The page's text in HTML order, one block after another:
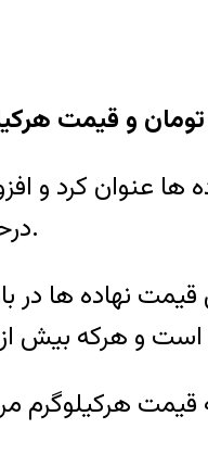
درحالی که قیمت واقعی آن بین 500 الی 600 تومان است.
نهاده ها در